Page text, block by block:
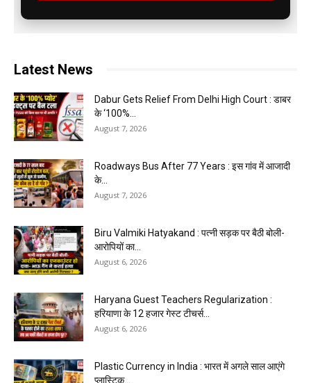
Latest News
Dabur Gets Relief From Delhi High Court : डाबर
के ‘100%...
August 7, 2026
Roadways Bus After 77 Years : इस गांव में आजादी
के...
August 7, 2026
Biru Valmiki Hatyakand : पत्नी सड़क पर बैठी बोली-
आरोपियों का...
August 6, 2026
Haryana Guest Teachers Regularization :
हरियाणा के 12 हजार गेस्ट टीचर्स...
August 6, 2026
Plastic Currency in India : भारत में अगले साल आएंगे
प्लास्टिक...